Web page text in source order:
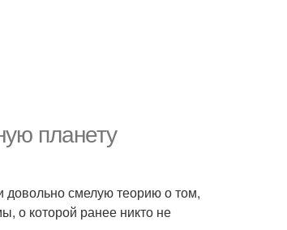
планету
довольно смелую теорию о том,
о которой ранее никто не